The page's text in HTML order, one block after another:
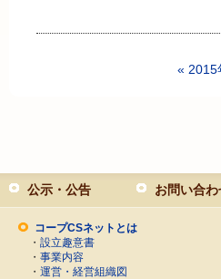
« 2015
公示・公告 お問い合わ
コープCSネットとは
・ 設立趣意書
・ 事業内容
・ 運営・経営組織図